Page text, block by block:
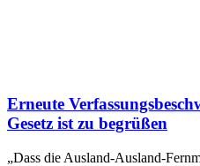
Erneute
Gesetz ist zu begrüßen
„Dass die Ausland-Ausland-